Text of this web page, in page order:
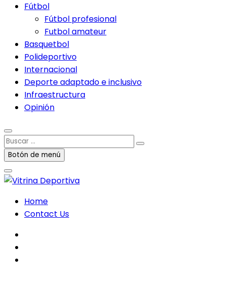
Fútbol
Fútbol profesional
Futbol amateur
Basquetbol
Polideportivo
Internacional
Deporte adaptado e inclusivo
Infraestructura
Opinión
Buscar
…Botón de menú
Home
Contact Us